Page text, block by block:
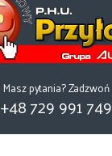
Masz pytania? Zadzwoń
+48 729 991 749